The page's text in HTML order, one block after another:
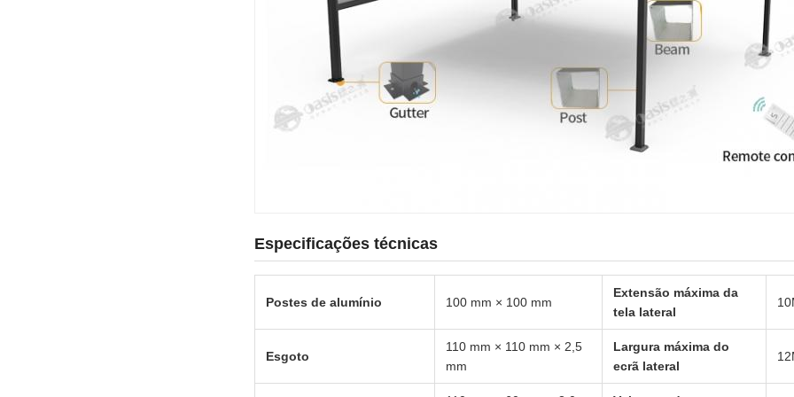
Especificações técnicas
Postes de alumínio 100 mm × 100 mm
Extensão máxima da
tela lateral
Esgoto
110 mm × 110 mm × 2,5
mm
Largura máxima do
ecrã lateral